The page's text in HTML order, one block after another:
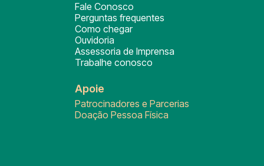
Fale Conosco
Perguntas frequentes
Como chegar
Ouvidoria
Assessoria de Imprensa
Trabalhe conosco
Apoie
Patrocinadores e Parcerias
Doação Pessoa Física